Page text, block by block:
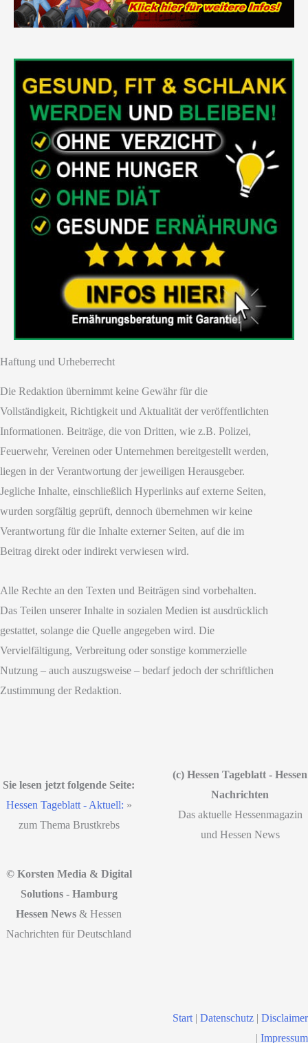
Haftung und Urheberrecht
Die Redaktion übernimmt keine Gewähr für die
Vollständigkeit, Richtigkeit und Aktualität der veröffentlichten
Informationen. Beiträge, die von Dritten, wie z.B. Polizei,
Feuerwehr, Vereinen oder Unternehmen bereitgestellt werden,
liegen in der Verantwortung der jeweiligen Herausgeber.
Jegliche Inhalte, einschließlich Hyperlinks auf externe Seiten,
wurden sorgfältig geprüft, dennoch übernehmen wir keine
Verantwortung für die Inhalte externer Seiten, auf die im
Beitrag direkt oder indirekt verwiesen wird.
Alle Rechte an den Texten und Beiträgen sind vorbehalten.
Das Teilen unserer Inhalte in sozialen Medien ist ausdrücklich
gestattet, solange die Quelle angegeben wird. Die
Vervielfältigung, Verbreitung oder sonstige kommerzielle
Nutzung – auch auszugsweise – bedarf jedoch der schriftlichen
Zustimmung der Redaktion.
Sie lesen jetzt folgende Seite:
Hessen Tageblatt - Aktuell: »
zum Thema Brustkrebs
(c) Hessen Tageblatt - Hessen
Nachrichten
Das aktuelle Hessenmagazin
und Hessen News
© Korsten Media & Digital
Solutions - Hamburg
Hessen News & Hessen
Nachrichten für Deutschland
Start | Datenschutz | Disclaimer
| Impressum